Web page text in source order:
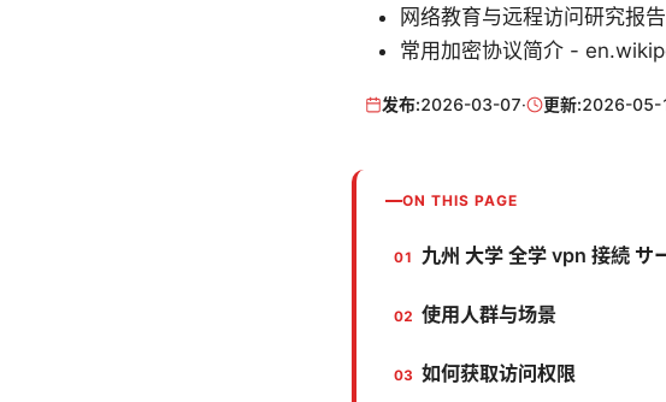
网络教育与远程访问研究报
常用加密协议简介 -
发布:2026-03-07· 更新:2026-05-
ON THIS PAGE
九州 大学 全学 vpn 接続 サ
使用人群与场景
如何获取访问权限